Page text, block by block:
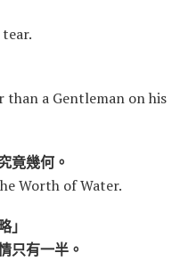
than a Gentleman on his
竟幾何。
Worth of Water.
」
只有一半。